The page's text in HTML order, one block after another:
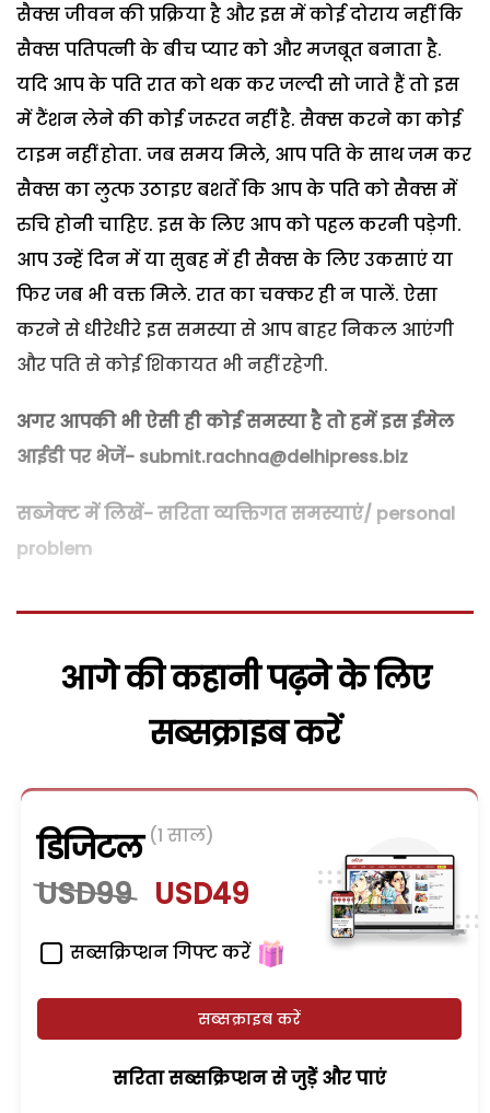
सैक्स जीवन की प्रक्रिया है और इस में कोई दोराय नहीं कि
सैक्स पतिपत्नी के बीच प्यार को और मजबूत बनाता है.
यदि आप के पति रात को थक कर जल्दी सो जाते हैं तो इस
में टैंशन लेने की कोई जरूरत नहीं है. सैक्स करने का कोई
टाइम नहीं होता. जब समय मिले, आप पति के साथ जम कर
सैक्स का लुत्फ उठाइए बशर्ते कि आप के पति को सैक्स में
रुचि होनी चाहिए. इस के लिए आप को पहल करनी पड़ेगी.
आप उन्हें दिन में या सुबह में ही सैक्स के लिए उकसाएं या
फिर जब भी वक्त मिले. रात का चक्कर ही न पालें. ऐसा
करने से धीरेधीरे इस समस्या से आप बाहर निकल आएंगी
और पति से कोई शिकायत भी नहीं रहेगी.
अगर आपकी भी ऐसी ही कोई समस्या है तो हमें इस ईमेल
आईडी पर भेजें- submit.rachna@delhipress.biz
सब्जेक्ट में लिखें- सरिता व्यक्तिगत समस्याएं/ personal
problem
आगे की कहानी पढ़ने के लिए
सब्सक्राइब करें
डिजिटल (1 साल)
USD99 USD49
सब्सक्रिप्शन गिफ्ट करें
सब्सक्राइब करें
सरिता सब्सक्रिप्शन से जुड़ेें और पाएं